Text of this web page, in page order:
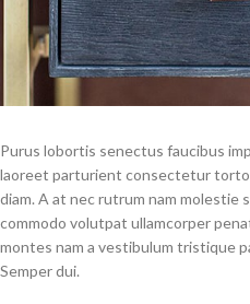
Purus lobortis senectus faucibus
laoreet parturient consectetur
diam. A at nec rutrum nam molestie
commodo volutpat ullamcorper
montes nam a vestibulum tristique
Semper dui.